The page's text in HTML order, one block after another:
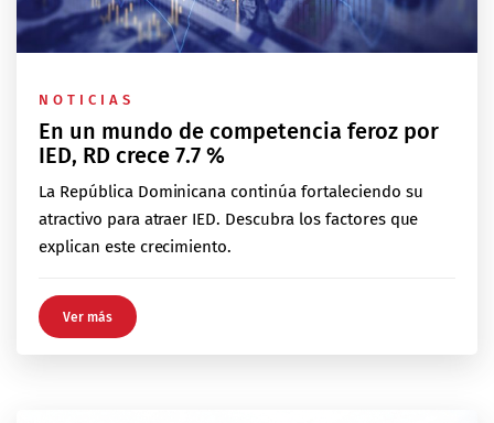
NOTICIAS
En un mundo de competencia feroz por
IED, RD crece 7.7 %
La República Dominicana continúa fortaleciendo su
atractivo para atraer IED. Descubra los factores que
explican este crecimiento.
Ver más